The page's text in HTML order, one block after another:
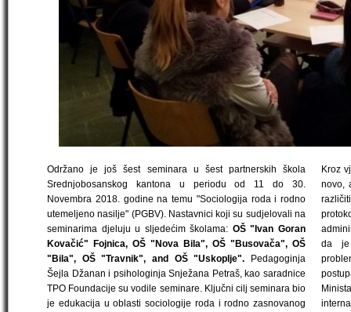
Održano je još šest seminara u šest partnerskih škola
Srednjobosanskog kantona u periodu od 11 do 30.
Novembra 2018. godine na temu "Sociologija roda i rodno
utemeljeno nasilje" (PGBV). Nastavnici koji su sudjelovali na
seminarima djeluju u sljedećim školama: OŠ "Ivan Goran
Kovačić" Fojnica, OŠ "Nova Bila", OŠ "Busovača", OŠ
"Bila", OŠ "Travnik", and OŠ "Uskoplje". Pedagoginja
Šejla Džanan i psihologinja Snježana Petraš, kao saradnice
TPO Foundacije su vodile seminare. Ključni cilj seminara bio
je edukacija u oblasti sociologije roda i rodno zasnovanog
Kroz
novo,
da je